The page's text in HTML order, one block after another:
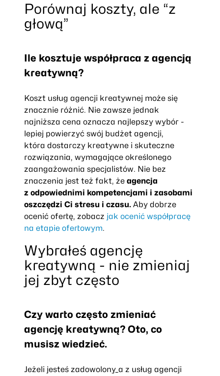
Porównaj koszty, ale “z
głową”
Ile kosztuje współpraca z agencją
kreatywną?
Koszt usług agencji kreatywnej może się
znacznie różnić. Nie zawsze jednak
najniższa cena oznacza najlepszy wybór -
lepiej powierzyć swój budżet agencji,
która dostarczy kreatywne i skuteczne
rozwiązania, wymagające określonego
zaangażowania specjalistów. Nie bez
znaczenia jest też fakt, że agencja
z odpowiednimi kompetencjami i zasobami
oszczędzi Ci stresu i czasu. Aby dobrze
ocenić ofertę, zobacz jak ocenić współpracę
na etapie ofertowym.
Wybrałeś agencję
kreatywną - nie zmieniaj
jej zbyt często
Czy warto często zmieniać
agencję kreatywną? Oto, co
musisz wiedzieć.
Jeżeli jesteś zadowolony_a z usług agencji